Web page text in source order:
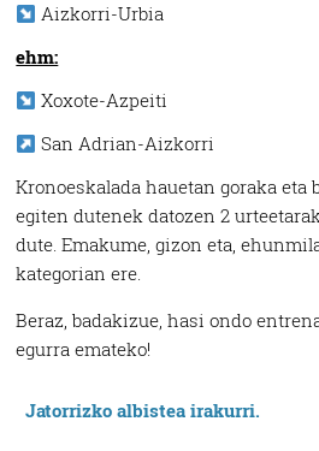
Aizkorri-Urbia
ehm:
Xoxote-Azpeiti
San Adrian-Aizkorri
Kronoeskalada hauetan goraka eta
egiten dutenek datozen 2
dute. Emakume, gizon eta,
kategorian ere.
Beraz, badakizue, hasi ondo
egurra emateko!
Jatorrizko albistea irakurri.